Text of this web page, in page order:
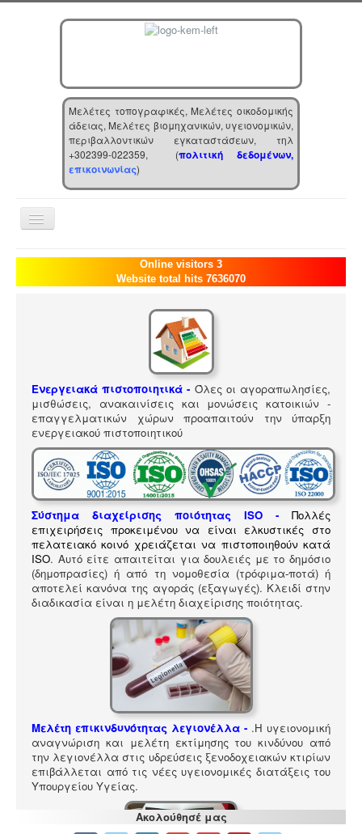
Μελέτες τοπογραφικές, Μελέτες οικοδομικής
άδειας, Μελέτες βιομηχανικών, υγειονομικών,
περιβαλλοντικών εγκαταστάσεων, τηλ
+302399-022359, (πολιτική δεδομένων,
επικοινωνίας)
Toggle
Navigation
Αρχική
Επιχείρηση
Αναζήτηση
Online visitors 3
Website total hits 7636070
Ενεργειακά πιστοποιητικά - Όλες οι αγοραπωλησίες,
μισθώσεις, ανακαινίσεις και μονώσεις κατοικιών -
επαγγελματικών χώρων προαπαιτούν την ύπαρξη
ενεργειακού πιστοποιητικού
Σύστημα διαχείρισης ποιότητας ISO - Πολλές
επιχειρήσεις προκειμένου να είναι ελκυστικές στο
πελατειακό κοινό χρειάζεται να πιστοποιηθούν κατά
ISO. Αυτό είτε απαιτείται για δουλειές με το δημόσιο
(δημοπρασίες) ή από τη νομοθεσία (τρόφιμα-ποτά) ή
αποτελεί κανόνα της αγοράς (εξαγωγές). Κλειδί στην
διαδικασία είναι η μελέτη διαχείρισης ποιότητας.
Μελέτη επικινδυνότητας λεγιονέλλα - .Η υγειονομική
αναγνώριση και μελέτη εκτίμησης του κινδύνου από
την λεγιονέλλα στις υδρεύσεις ξενοδοχειακών κτιρίων
επιβάλλεται από τις νέες υγειονομικές διατάξεις του
Υπουργείου Υγείας.
Ακολούθησέ μας